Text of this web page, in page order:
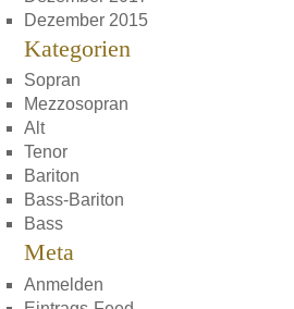
Dezember 2015
Kategorien
Sopran
Mezzosopran
Alt
Tenor
Bariton
Bass-Bariton
Bass
Meta
Anmelden